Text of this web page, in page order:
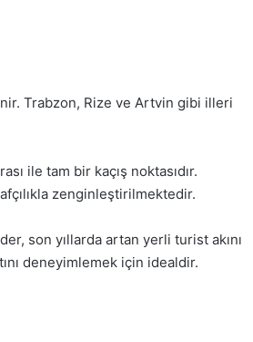
Trabzon, Rize ve Artvin gibi illeri
ile tam bir kaçış noktasıdır.
zenginleştirilmektedir.
son yıllarda artan yerli turist akını
deneyimlemek için idealdir.